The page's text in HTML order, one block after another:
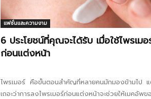
แฟชั่นและความงาม
6 ประโยชน์ที่คุณจะได้รับ เมื่อใช้ไพรเมอ
ก่อนแต่งหน้า
ไพรเมอร์ คือขั้นตอนสำคัญที่หลายคนมักมองข้ามไป แ
เถอะว่าการลงไพรเมอร์ก่อนแต่งหน้าจะช่วยให้เมคอัพข